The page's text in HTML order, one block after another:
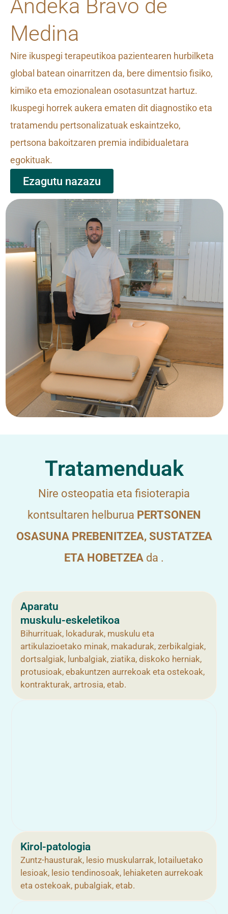
Andeka Bravo de
Medina
Nire ikuspegi terapeutikoa pazientearen hurbilketa
global batean oinarritzen da, bere dimentsio fisiko,
kimiko eta emozionalean osotasuntzat hartuz.
Ikuspegi horrek aukera ematen dit diagnostiko eta
tratamendu pertsonalizatuak eskaintzeko,
pertsona bakoitzaren premia indibidualetara
egokituak.
Ezagutu nazazu
Tratamenduak
Nire osteopatia eta fisioterapia
kontsultaren helburua PERTSONEN
OSASUNA PREBENITZEA, SUSTATZEA
ETA HOBETZEA da .
Aparatu
muskulu-eskeletikoa
Bihurrituak, lokadurak, muskulu eta
artikulazioetako minak, makadurak, zerbikalgiak,
dortsalgiak, lunbalgiak, ziatika, diskoko herniak,
protusioak, ebakuntzen aurrekoak eta ostekoak,
kontrakturak, artrosia, etab.
Kirol-patologia
Zuntz-hausturak, lesio muskularrak, lotailuetako
lesioak, lesio tendinosoak, lehiaketen aurrekoak
eta ostekoak, pubalgiak, etab.